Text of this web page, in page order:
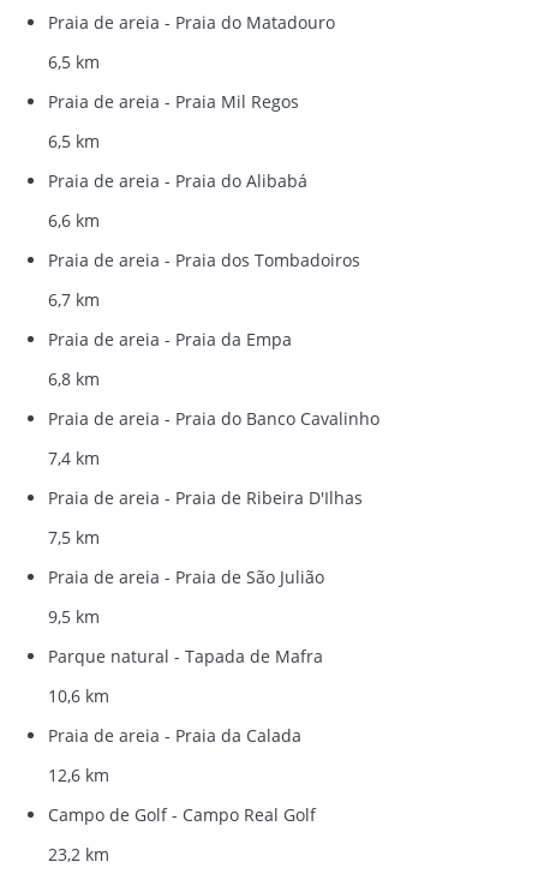
Praia de areia - Praia do Matadouro
6,5 km
Praia de areia - Praia Mil Regos
6,5 km
Praia de areia - Praia do Alibabá
6,6 km
Praia de areia - Praia dos Tombadoiros
6,7 km
Praia de areia - Praia da Empa
6,8 km
Praia de areia - Praia do Banco Cavalinho
7,4 km
Praia de areia - Praia de Ribeira D'Ilhas
7,5 km
Praia de areia - Praia de São Julião
9,5 km
Parque natural - Tapada de Mafra
10,6 km
Praia de areia - Praia da Calada
12,6 km
Campo de Golf - Campo Real Golf
23,2 km